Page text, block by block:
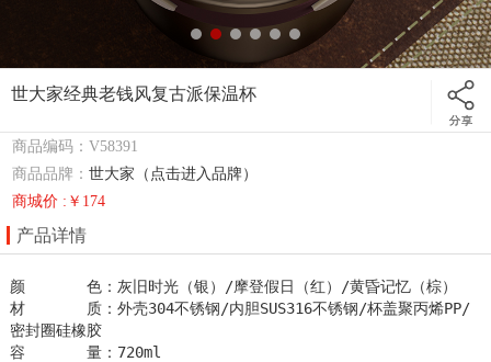
世大家经典老钱风复古派保温杯
商品编码：V58391
商品品牌：世大家（点击进入品牌）
商城价 :￥174
产品详情
颜       色：灰旧时光（银）/摩登假日（红）/黄昏记忆（棕）
材       质：外壳304不锈钢/内胆SUS316不锈钢/杯盖聚丙烯PP/
密封圈硅橡胶
容       量：720ml